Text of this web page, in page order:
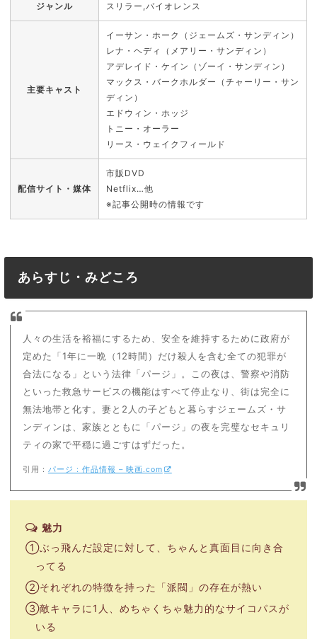
ジャンル スリラー,バイオレンス
主要キャスト
イーサン・ホーク（ジェームズ・サンディン）
レナ・ヘディ（メアリー・サンディン）
アデレイド・ケイン（ゾーイ・サンディン）
マックス・バークホルダー（チャーリー・サン
ディン）
エドウィン・ホッジ
トニー・オーラー
リース・ウェイクフィールド
配信サイト・媒体
市販DVD
Netflix…他
※記事公開時の情報です
あらすじ・みどころ
人々の生活を裕福にするため、安全を維持するために政府が
定めた「1年に一晩（12時間）だけ殺人を含む全ての犯罪が
合法になる」という法律「パージ」。この夜は、警察や消防
といった救急サービスの機能はすべて停止なり、街は完全に
無法地帯と化す。妻と2人の子どもと暮らすジェームズ・サ
ンディンは、家族とともに「パージ」の夜を完璧なセキュリ
ティの家で平穏に過ごすはずだった。
引用： パージ : 作品情報 – 映画.com
魅力
①ぶっ飛んだ設定に対して、ちゃんと真面目に向き合
ってる
②それぞれの特徴を持った「派閥」の存在が熱い
③敵キャラに1人、めちゃくちゃ魅力的なサイコパスが
いる